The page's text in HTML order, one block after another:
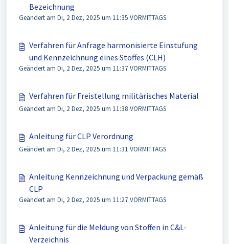
Bezeichnung
Geändert am Di, 2 Dez, 2025 um 11:35 VORMITTAGS
Verfahren für Anfrage harmonisierte Einstufung
und Kennzeichnung eines Stoffes (CLH)
Geändert am Di, 2 Dez, 2025 um 11:37 VORMITTAGS
Verfahren für Freistellung militärisches Material
Geändert am Di, 2 Dez, 2025 um 11:38 VORMITTAGS
Anleitung für CLP Verordnung
Geändert am Di, 2 Dez, 2025 um 11:31 VORMITTAGS
Anleitung Kennzeichnung und Verpackung gemäß
CLP
Geändert am Di, 2 Dez, 2025 um 11:27 VORMITTAGS
Anleitung für die Meldung von Stoffen in C&L-
Verzeichnis